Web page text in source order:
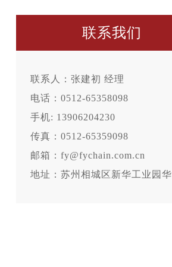
联系我们
联系人：张建初 经理
电话：0512-65358098
手机: 13906204230
传真：0512-65359098
邮箱：fy@fychain.com.cn
地址：苏州相城区新华工业园